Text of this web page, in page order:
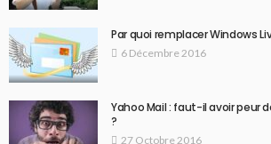
Par quoi remplacer Windows
6 Décembre 2016
Yahoo Mail : faut-il avoir peur
?
27 Octobre 2016